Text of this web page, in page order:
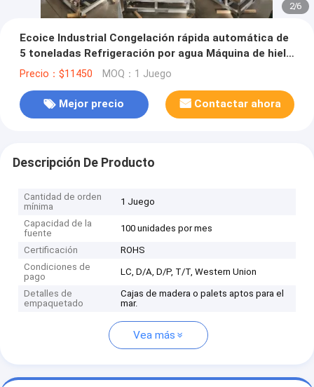
2/6
Ecoice Industrial Congelación rápida automática de
5 toneladas Refrigeración por agua Máquina de hielo
en flocos Planta de hielo para la industria pesquera
Precio：$11450 MOQ：1 Juego
Mejor precio Contactar ahora
Descripción De Producto
Cantidad de orden
mínima
1 Juego
Capacidad de la
fuente
100 unidades por mes
Certificación
ROHS
Condiciones de
pago
LC, D/A, D/P, T/T, Western Union
Detalles de
empaquetado
Cajas de madera o palets aptos para el
mar.
Vea más